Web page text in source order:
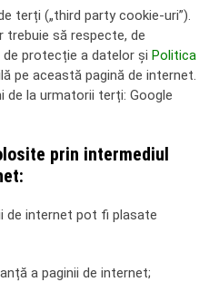
terți („third party cookie-uri”).
să respecte, de
de protecție a datelor și Politica
pe această pagină de internet.
la urmatorii terți: Google
prin intermediul
de internet pot fi plasate
a paginii de internet;